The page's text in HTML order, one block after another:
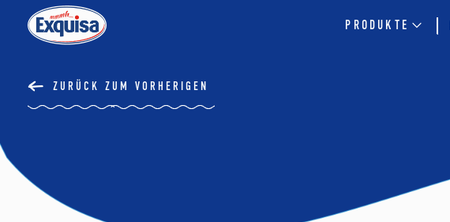
PRODUKTE
ZURÜCK ZUM VORHERIGEN